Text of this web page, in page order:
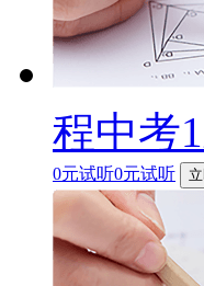
程中考
0元试听0元试听